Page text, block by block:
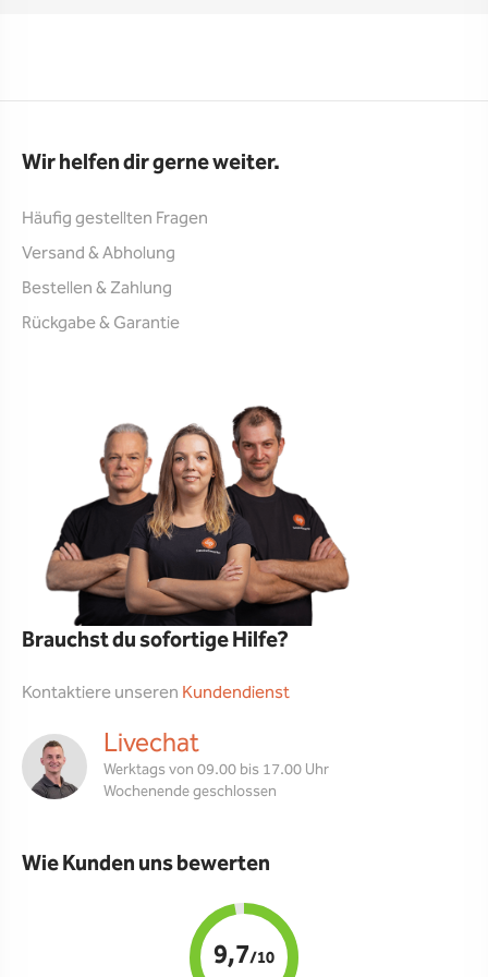
Wir helfen dir gerne weiter.
Häufig gestellten Fragen
Versand & Abholung
Bestellen & Zahlung
Rückgabe & Garantie
Brauchst du sofortige Hilfe?
Kontaktiere unseren Kundendienst
Livechat
Werktags von 09.00 bis 17.00 Uhr
Wochenende geschlossen
Wie Kunden uns bewerten
9,7/10